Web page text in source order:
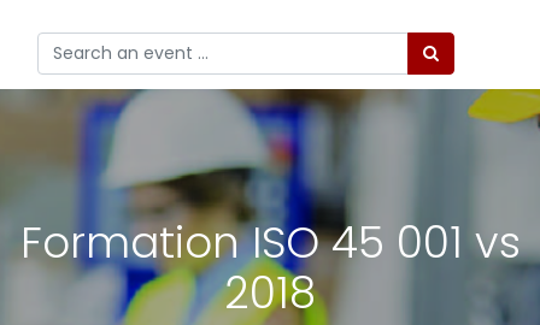
Formation ISO 45 001 vs
2018